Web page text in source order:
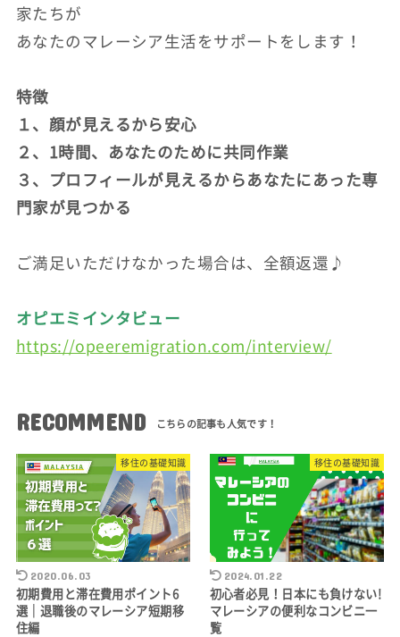
家たちが
あなたのマレーシア生活をサポートをします！
特徴
１、顔が見えるから安心
２、1時間、あなたのために共同作業
３、プロフィールが見えるからあなたにあった専
門家が見つかる
ご満足いただけなかった場合は、全額返還♪
オピエミインタビュー
https://opeeremigration.com/interview/
RECOMMEND
移住の基礎知識
2020.06.03
初期費用と滞在費用ポイント6
選｜退職後のマレーシア短期移
住編
移住の基礎知識
2024.01.22
初心者必見！日本にも負けない!
マレーシアの便利なコンビニ一
覧